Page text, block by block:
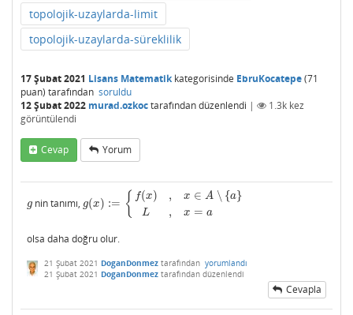
topolojik-uzaylarda-limit
topolojik-uzaylarda-süreklilik
17 Şubat 2021 Lisans Matematikkategorisinde EbruKocatepe(71
puan) tarafından soruldu
12 Şubat 2022 murad.ozkoctarafındandüzenlendi | 1.3k kez
görüntülendi
Cevap Yorum
g
g nin tanımı, g(x) := { f(x)
L
,
,
x ∈ A ∖ {a}
x = a
g(x):= {f(x ,x ∈ A { L
olsa daha doğru olur.
21 Şubat 2021 DoganDonmez tarafından yorumlandı
21 Şubat 2021 DoganDonmez tarafından düzenlendi
Cevapla